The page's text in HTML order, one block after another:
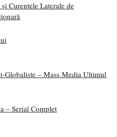
Curentele Laterale de
Globaliste – Mass Media Ultimul
– Serial Complet